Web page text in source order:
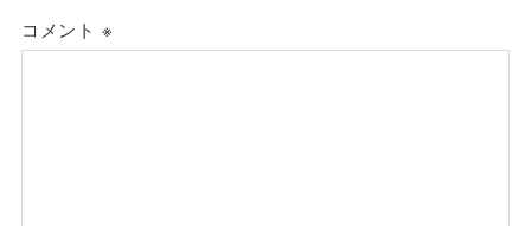
コメント ※